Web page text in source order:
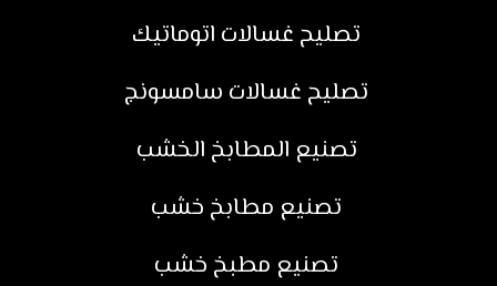
تصليح غسالات اتوماتيك
تصليح غسالات سامسونج
تصنيع المطابخ الخشب
تصنيع مطابخ خشب
تصنيع مطبخ خشب